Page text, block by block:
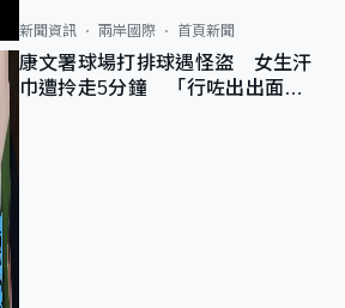
新聞資訊 兩岸國際 首頁新聞
康文署球場打排球遇怪盜 女生汗
巾遭拎走5分鐘 「行咗出出面唔